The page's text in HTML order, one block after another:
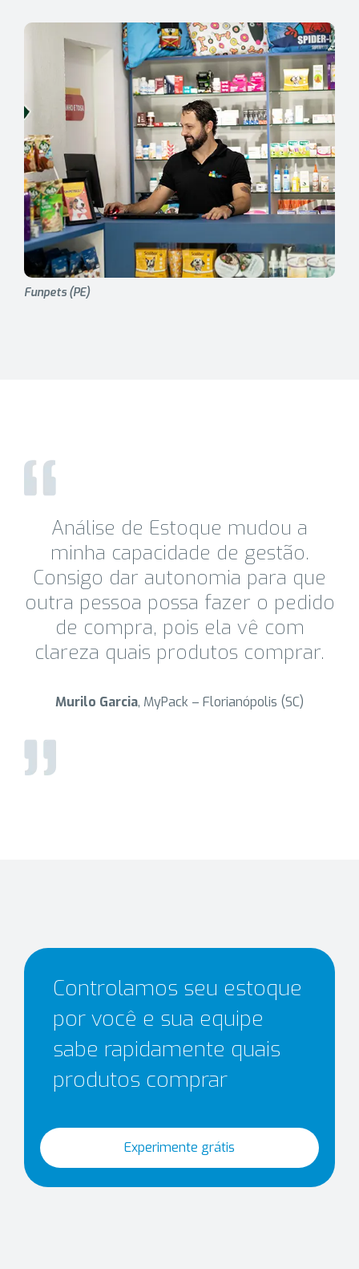
Funpets (PE)
Análise de Estoque mudou a
minha capacidade de gestão.
Consigo dar autonomia para que
outra pessoa possa fazer o pedido
de compra, pois ela vê com
clareza quais produtos comprar.
Murilo Garcia, MyPack – Florianópolis (SC)
Controlamos seu estoque
por você e sua equipe
sabe rapidamente quais
produtos comprar
Experimente grátis